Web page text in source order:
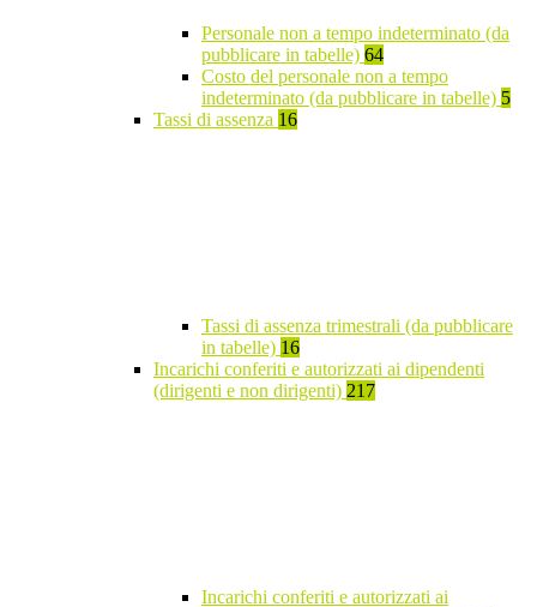
Personale non a tempo indeterminato (da
pubblicare in tabelle) 64
Costo del personale non a tempo
indeterminato (da pubblicare in tabelle) 5
Tassi di assenza 16
Tassi di assenza trimestrali (da pubblicare
in tabelle) 16
Incarichi conferiti e autorizzati ai dipendenti
(dirigenti e non dirigenti) 217
Incarichi conferiti e autorizzati ai